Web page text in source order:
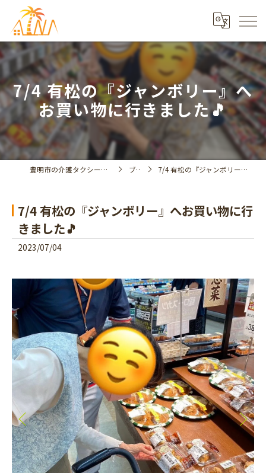
7/4 有松の『ジャンボリー』へ
お買い物に行きました🎵
豊明市の介護タクシーならデイサービスアイナ ブログ 7/4 有松の『ジャンボリー』へお買い物に行きました🎵
7/4 有松の『ジャンボリー』へお買い物に行
きました🎵
2023/07/04